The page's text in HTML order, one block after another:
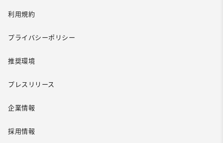
利用規約
プライバシーポリシー
推奨環境
プレスリリース
企業情報
採用情報